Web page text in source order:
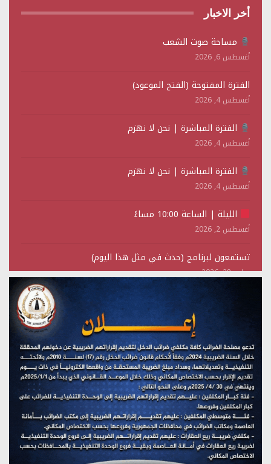
أخر الاخبار
مساحة صوت الشعب
أغسطس 6, 2026
الفترة المفتوحة (الفتح الموعود)
أغسطس 4, 2026
الفترة المباشرة | نحن لا نهزم
أغسطس 4, 2026
الفترة المباشرة | نحن لا نهزم
أغسطس 4, 2026
الليلة | الساعة 10:00 مساءً
أغسطس 2, 2026
تستمعون لبرنامج (حدث في مثل هذا اليوم)
يوليو 28, 2026
(نحن لا نهزم) بث مباشر
تستمعون لبرنامج (هندسة الوهم)
يوليو 28, 2026
مؤتمر صحفي لمركز عين الإنسانية حول جرائم تحالف العدوان
على اليمن
يوليو 27, 2026
تستمعون لبرنامج (مع السيد القائد)
يوليو 26, 2026